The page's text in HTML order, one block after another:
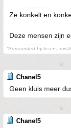
Ze konkelt en
Deze mensen zijn
“Surrounded by losers,
Chanel5
Geen kluis meer
Chanel5